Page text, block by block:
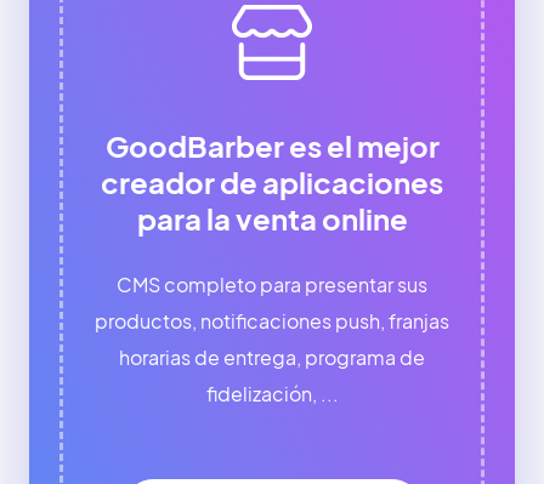
GoodBarber es el mejor
creador de aplicaciones
para la venta online
CMS completo para presentar sus
productos, notificaciones push, franjas
horarias de entrega, programa de
fidelización, ...